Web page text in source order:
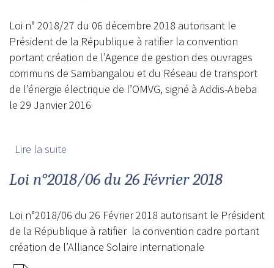
Loi n° 2018/27 du 06 décembre 2018 autorisant le
Président de la République à ratifier la convention
portant création de l’Agence de gestion des ouvrages
communs de Sambangalou et du Réseau de transport
de l’énergie électrique de l’OMVG, signé à Addis-Abeba
le 29 Janvier 2016
Lire la suite
Loi n°2018/06 du 26 Février 2018
Loi n°2018/06 du 26 Février 2018 autorisant le Président
de la République à ratifier la convention cadre portant
création de l’Alliance Solaire internationale